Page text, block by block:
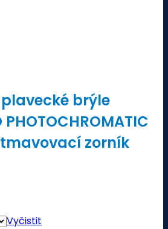
brýle
PHOTOCHROMATIC
zorník
Vyčistit